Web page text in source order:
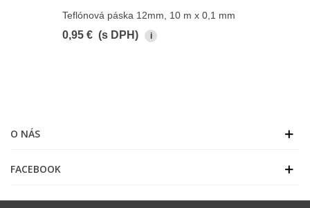
Teflónová páska 12mm, 10 m x 0,1 mm
0,95 € (s DPH) i
O NÁS
FACEBOOK